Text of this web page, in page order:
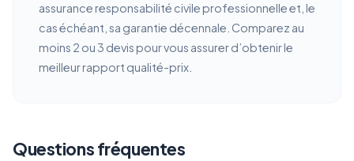
assurance responsabilité civile professionnelle et, le
cas échéant, sa garantie décennale. Comparez au
moins 2 ou 3 devis pour vous assurer d’obtenir le
meilleur rapport qualité-prix.
Questions fréquentes